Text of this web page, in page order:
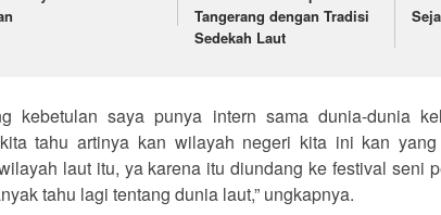
Tangerang dengan Tradisi
Sedekah Laut
kebetulan saya punya intern sama dunia-dunia
tahu artinya kan wilayah negeri kita ini kan
laut itu, ya karena itu diundang ke festival seni
tahu lagi tentang dunia laut,” ungkapnya.